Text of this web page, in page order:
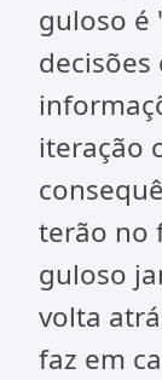
guloso é
decisões
iteração
terão no
guloso
volta
faz em